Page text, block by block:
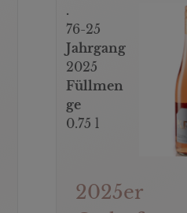
.
76-25
Jahrgang
2025
Füllmen
ge
0.75 l
2025er